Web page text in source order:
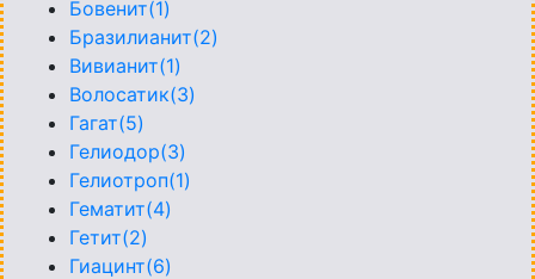
Бовенит(1)
Бразилианит(2)
Вивианит(1)
Волосатик(3)
Гагат(5)
Гелиодор(3)
Гелиотроп(1)
Гематит(4)
Гетит(2)
Гиацинт(6)